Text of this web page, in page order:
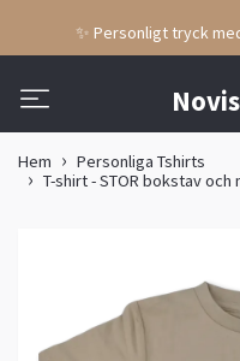
✨ Personligt tryck
Hem
Personliga Tshirts
T-shirt - STOR bokstav och